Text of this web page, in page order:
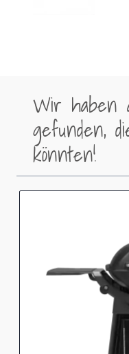
Wir haben
gefunden,
könnten!